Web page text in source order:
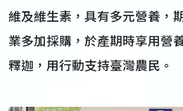
維及維生素，具有多元營養，
業多加採購，於產期時享用營
釋迦，用行動支持臺灣農民。